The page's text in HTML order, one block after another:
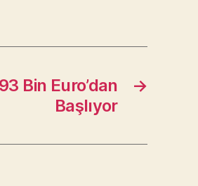
→
Bin Euro’dan
Başlıyor